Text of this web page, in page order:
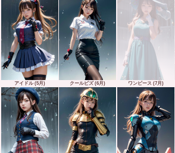
アイドル (5月) クールビズ (6月) ワンピース (7月)